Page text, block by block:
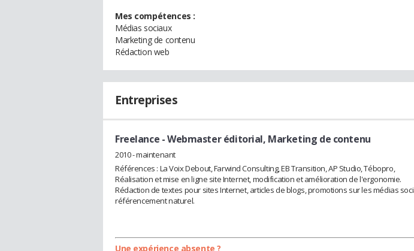
Mes compétences :
Médias sociaux
Marketing de contenu
Rédaction web
Entreprises
Freelance - Webmaster éditorial, Marketing de contenu
2010 - maintenant
Références : La Voix Debout, Farwind Consulting, EB Transition, AP Studio, Tébopro,
Réalisation et mise en ligne site Internet, modification et amélioration de l'ergonomie.
Rédaction de textes pour sites Internet, articles de blogs, promotions sur les médias
référencement naturel.
Une expérience absente ?